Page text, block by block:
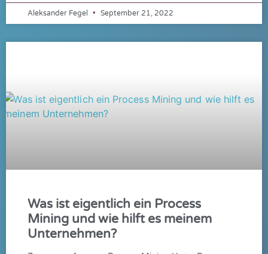
Aleksander Fegel September 21, 2022
Was ist eigentlich ein Process
Mining und wie hilft es meinem
Unternehmen?